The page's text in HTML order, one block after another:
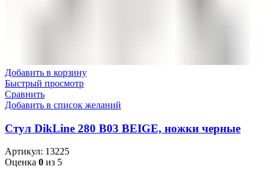
Добавить в корзину
Быстрый просмотр
Сравнить
Добавить в список желаний
Стул DikLine 280 B03 BEIGE, ножки черные
Артикул: 13225
Оценка 0 из 5